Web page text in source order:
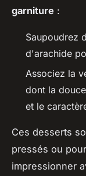
garniture :
Saupoudrez
d'arachide
Associez la
dont la
et le
Ces desserts
pressés ou
impressionner